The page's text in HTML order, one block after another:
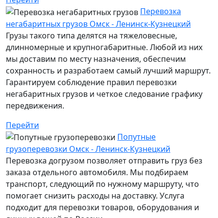
Перевозка
негабаритных грузов Омск - Ленинск-Кузнецкий
Грузы такого типа делятся на тяжеловесные,
длинномерные и крупногабаритные. Любой из них
мы доставим по месту назначения, обеспечим
сохранность и разработаем самый лучший маршрут.
Гарантируем соблюдение правил перевозки
негабаритных грузов и четкое следование графику
передвижения.
Перейти
Попутные
грузоперевозки Омск - Ленинск-Кузнецкий
Перевозка догрузом позволяет отправить груз без
заказа отдельного автомобиля. Мы подбираем
транспорт, следующий по нужному маршруту, что
помогает снизить расходы на доставку. Услуга
подходит для перевозки товаров, оборудования и